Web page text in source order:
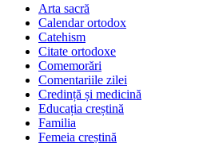
Arta sacră
Calendar ortodox
Catehism
Citate ortodoxe
Comemorări
Comentariile zilei
Credință și medicină
Educația creștină
Familia
Femeia creștină